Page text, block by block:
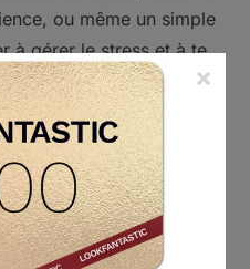
ou même un simple
à gérer le stress et à te
n’hésite pas à en
à te tourner vers des
de ton sommeil
fréquents pendant la
×